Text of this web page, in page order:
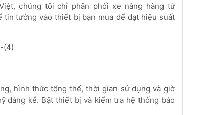
chúng tôi chỉ phân phối xe nâng hàng từ
tưởng vào thiết bị bạn mua để đạt hiệu suất
hình thức tổng thể, thời gian sử dụng và giờ
đáng kể. Bật thiết bị và kiểm tra hệ thống báo